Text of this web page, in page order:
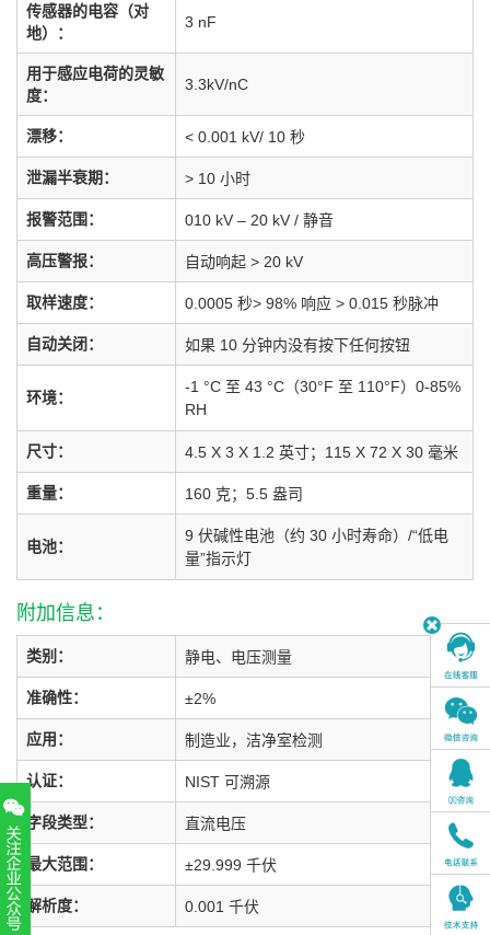
传感器的电容（对
地）：
3 nF
用于感应电荷的灵敏
度：
3.3kV/nC
漂移： < 0.001 kV/ 10 秒
泄漏半衰期： > 10 小时
报警范围： 010 kV – 20 kV / 静音
高压警报： 自动响起 > 20 kV
取样速度： 0.0005 秒> 98% 响应 > 0.015 秒脉冲
自动关闭： 如果 10 分钟内没有按下任何按钮
环境：
-1 °C 至 43 °C（30°F 至 110°F）0-85%
RH
尺寸： 4.5 X 3 X 1.2 英寸；115 X 72 X 30 毫米
重量： 160 克；5.5 盎司
电池：
9 伏碱性电池（约 30 小时寿命）/“低电
量”指示灯
附加信息：
类别： 静电、电压测量
准确性： ±2%
应用： 制造业，洁净室检测
认证： NIST 可溯源
字段类型： 直流电压
最大范围： ±29.999 千伏
解析度： 0.001 千伏